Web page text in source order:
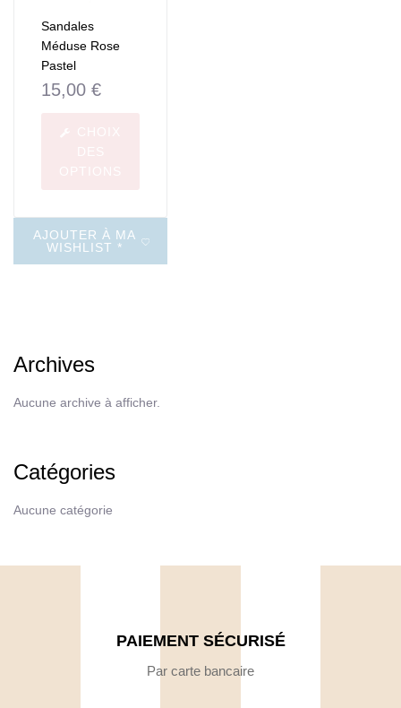
Sandales
Méduse Rose
Pastel
15,00 €
AJOUTER À MA
WISHLIST *
Archives
Aucune archive à afficher.
Catégories
Aucune catégorie
PAIEMENT SÉCURISÉ
Par carte bancaire